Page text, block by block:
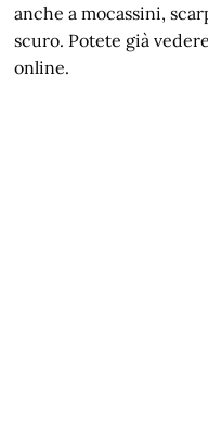
anche a mocassini,
scuro. Potete già
online.